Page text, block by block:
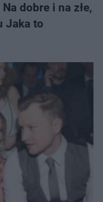
dobre i na złe,
Jaka to